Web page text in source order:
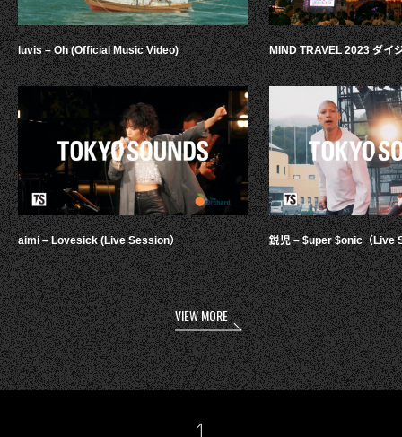
luvis – Oh (Official Music Video)
aimi – Lovesick (Live Session）
MIND TRAVEL 2023 ダイ
鋭児 – $uper $onic（Live
VIEW MORE